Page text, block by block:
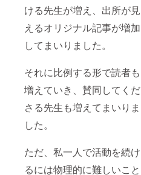
ける先生が増え、出所が見
えるオリジナル記事が増加
してまいりました。
それに比例する形で読者も
増えていき、賛同してくだ
さる先生も増えてまいりま
した。
ただ、私一人で活動を続け
るには物理的に難しいこと